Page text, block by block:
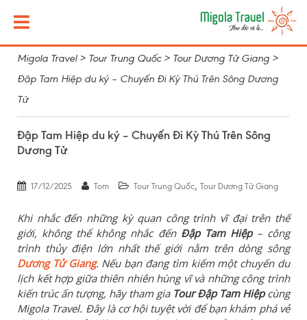
Migola Travel> Tour Trung Quốc> Tour Dương Tử Giang >
Đập Tam Hiệp du ký – Chuyến Đi Kỳ Thú Trên Sông Dương
Tử
Đập Tam Hiệp du ký – Chuyến Đi Kỳ Thú Trên Sông
Dương Tử
17/12/2025 Tom Tour Trung Quốc, Tour Dương Tử Giang
Khi nhắc đến những kỳ quan công trình vĩ đại trên thế
giới, không thể không nhắc đến Đập Tam Hiệp– công
trình thủy điện lớn nhất thế giới nằm trên dòng sông
Dương Tử Giang. Nếu bạn đang tìm kiếm một chuyến du
lịch kết hợp giữa thiên nhiên hùng vĩ và những công trình
kiến trúc ấn tượng, hãy tham gia Tour Đập Tam Hiệpcùng
Migola Travel. Đây là cơ hội tuyệt vời để bạn khám phá vẻ